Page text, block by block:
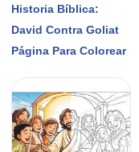
Historia Bíblica:
David Contra Goliat
Página Para Colorear